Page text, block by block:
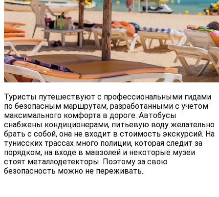
Туристы путешествуют с профессиональными гидами
по безопасным маршрутам, разработанными с учетом
максимального комфорта в дороге. Автобусы
снабжены кондиционерами, питьевую воду желательно
брать с собой, она не входит в стоимость экскурсий. На
тунисских трассах много полиции, которая следит за
порядком, на входе в мавзолей и некоторые музеи
стоят металлодетекторы. Поэтому за свою
безопасность можно не переживать.